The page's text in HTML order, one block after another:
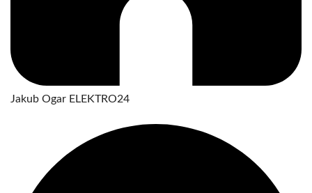
Jakub Ogar ELEKTRO24